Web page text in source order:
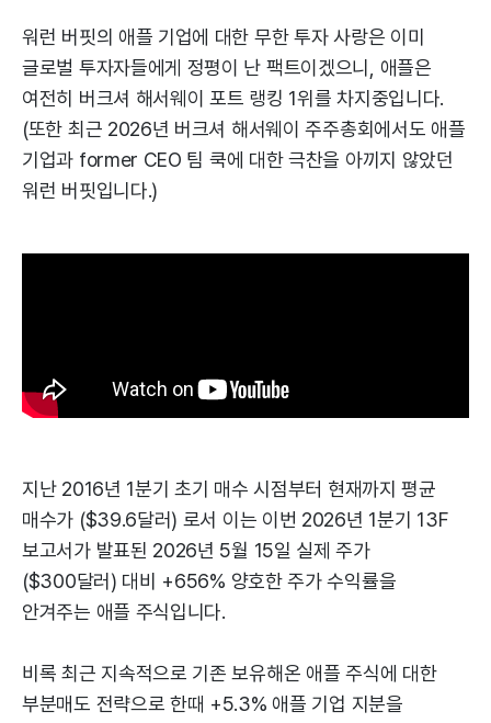
워런 버핏의 애플 기업에 대한 무한 투자 사랑은 이미
글로벌 투자자들에게 정평이 난 팩트이겠으니, 애플은
여전히 버크셔 해서웨이 포트 랭킹 1위를 차지중입니다.
(또한 최근 2026년 버크셔 해서웨이 주주총회에서도 애플
기업과 former CEO 팀 쿡에 대한 극찬을 아끼지 않았던
워런 버핏입니다.)
지난 2016년 1분기 초기 매수 시점부터 현재까지 평균
매수가 ($39.6달러) 로서 이는 이번 2026년 1분기 13F
보고서가 발표된 2026년 5월 15일 실제 주가
($300달러) 대비 +656% 양호한 주가 수익률을
안겨주는 애플 주식입니다.
비록 최근 지속적으로 기존 보유해온 애플 주식에 대한
부분매도 전략으로 한때 +5.3% 애플 기업 지분을